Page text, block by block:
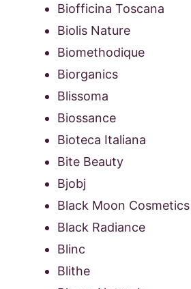
Biofficina Toscana
Biolis Nature
Biomethodique
Biorganics
Blissoma
Biossance
Bioteca Italiana
Bite Beauty
Bjobj
Black Moon Cosmetics
Black Radiance
Blinc
Blithe